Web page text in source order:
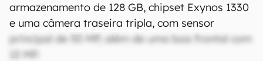
armazenamento de 128 GB, chipset Exynos 1330
e uma câmera traseira tripla, com sensor
principal de 50 MP, além de uma boa frontal com
13 MP.